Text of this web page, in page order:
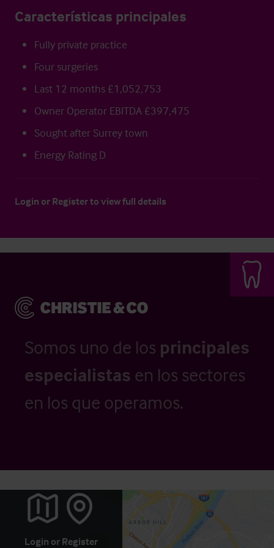
Características principales
Fully private practice
Four surgeries
Last 12 months £1,052,753
Owner Operator EBITDA £397,475
Sought after Surrey town
Energy Rating D
Login or Registerto view full details
Somos uno de los principales
especialistas en los sectores
en los que operamos.
Login or Register